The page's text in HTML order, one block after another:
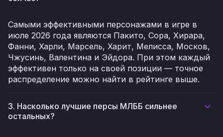
Самыми эффективными персонажами в игре в
июле 2026 года являются Пакито, Сора, Хирара,
Фанни, Харли, Марсель, Харит, Мелисса, Москов,
Чжусинь, Валентина и Эйдора. При этом каждый
эффективен только на своей позиции — точное
распределение можно найти в рейтинге выше.
3. Насколько лучшие персы МЛББ сильнее
остальных?